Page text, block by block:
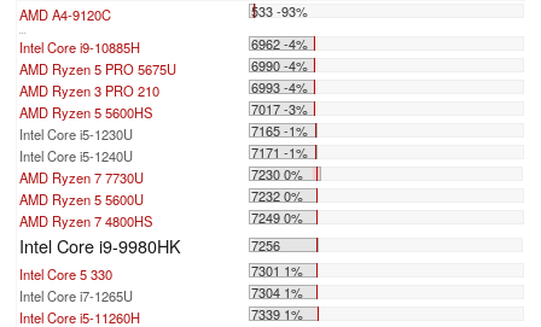
AMD A4-9120C 533 -93%
...
Intel Core i9-10885H
6962 -4%
AMD Ryzen 5 PRO 5675U
6990 -4%
AMD Ryzen 3 PRO 210
6993 -4%
AMD Ryzen 5 5600HS
7017 -3%
Intel Core i5-1230U
7165 -1%
Intel Core i5-1240U
7171 -1%
AMD Ryzen 7 7730U
7230 0%
AMD Ryzen 5 5600U
7232 0%
AMD Ryzen 7 4800HS
7249 0%
Intel Core i9-9980HK
7256
Intel Core 5 330
7301 1%
Intel Core i7-1265U
7304 1%
Intel Core i5-11260H
7339 1%